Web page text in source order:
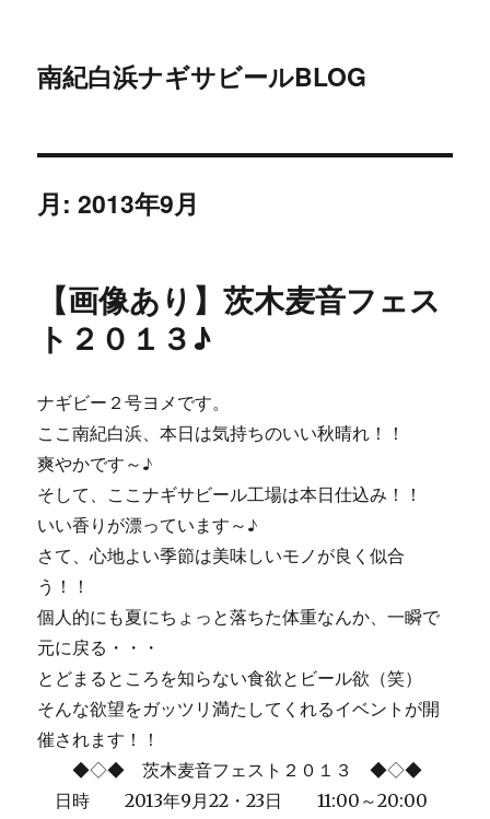
南紀白浜ナギサビールBLOG
月:2013年9月
【画像あり】茨木麦音フェス
ト２０１３♪
ナギビー２号ヨメです。
ここ南紀白浜、本日は気持ちのいい秋晴れ！！
爽やかです～♪
そして、ここナギサビール工場は本日仕込み！！
いい香りが漂っています～♪
さて、心地よい季節は美味しいモノが良く似合
う！！
個人的にも夏にちょっと落ちた体重なんか、一瞬で
元に戻る・・・
とどまるところを知らない食欲とビール欲（笑）
そんな欲望をガッツリ満たしてくれるイベントが開
催されます！！
◆◇◆ 茨木麦音フェスト２０１３ ◆◇◆
日時 2013年9月22・23日 11:00～20:00